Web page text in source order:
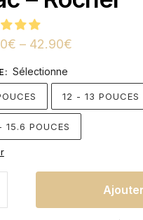
€ – 42.90€
: Sélectionne
12 - 13 POUCES
15.6 POUCES